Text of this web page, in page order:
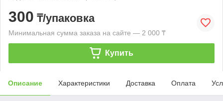
300 ₸/упаковка
Минимальная сумма заказа на сайте — 2 000 ₸
Купить
Описание Характеристики Доставка Оплата